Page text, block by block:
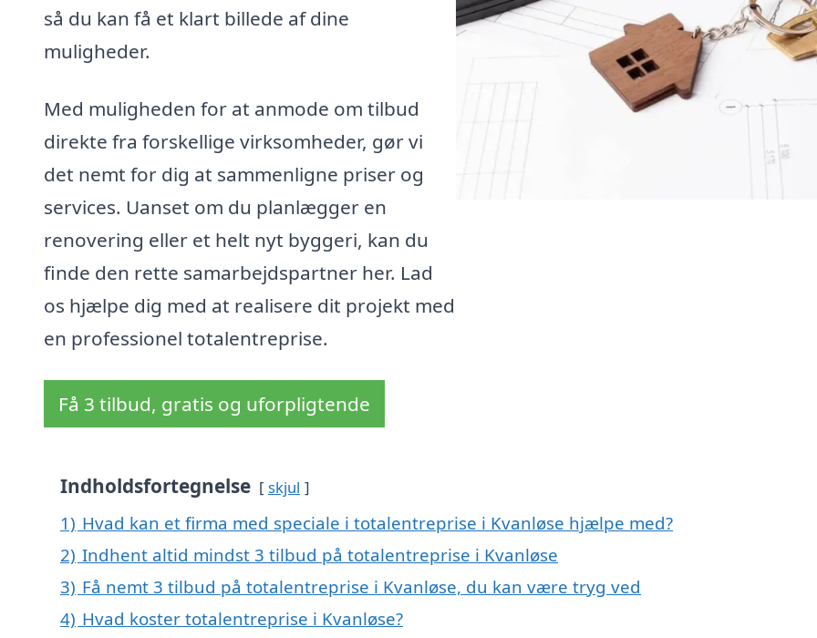
så du kan få et klart billede af dine
muligheder.
Med muligheden for at anmode om tilbud
direkte fra forskellige virksomheder, gør vi
det nemt for dig at sammenligne priser og
services. Uanset om du planlægger en
renovering eller et helt nyt byggeri, kan du
finde den rette samarbejdspartner her. Lad
os hjælpe dig med at realisere dit projekt med
en professionel totalentreprise.
Få 3 tilbud, gratis og uforpligtende
Indholdsfortegnelse skjul
1) Hvad kan et firma med speciale i totalentreprise i Kvanløse hjælpe med?
2) Indhent altid mindst 3 tilbud på totalentreprise i Kvanløse
3) Få nemt 3 tilbud på totalentreprise i Kvanløse, du kan være tryg ved
4) Hvad koster totalentreprise i Kvanløse?